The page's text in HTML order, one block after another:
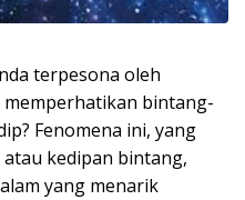
terpesona oleh
bintang-
Fenomena ini, yang
kedipan bintang,
yang menarik